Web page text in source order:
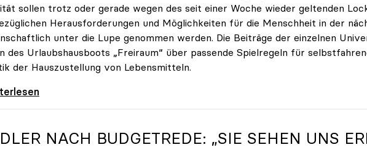
sollen trotz oder gerade wegen des seit einer Woche wieder geltenden
Herausforderungen und Möglichkeiten für die Menschheit in der
unter die Lupe genommen werden. Die Beiträge der einzelnen
des Urlaubshausboots „Freiraum“ über passende Spielregeln für
der Hauszustellung von Lebensmitteln.
Kampagne „UNInteressant?“ legt Fokus auf
NACH BUDGETREDE: „SIE SEHEN UNS